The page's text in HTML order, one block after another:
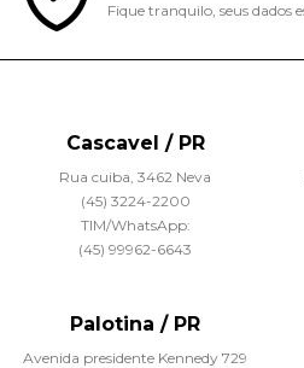
Fique tranquilo, seus dados
Cascavel / PR
Rua cuiba, 3462 Neva
(45) 3224-2200
TIM/WhatsApp:
(45) 99962-6643
Palotina / PR
Avenida presidente Kennedy 729